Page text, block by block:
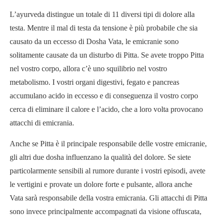
L’ayurveda distingue un totale di 11 diversi tipi di dolore alla
testa. Mentre il mal di testa da tensione è più probabile che sia
causato da un eccesso di Dosha Vata, le emicranie sono
solitamente causate da un disturbo di Pitta. Se avete troppo Pitta
nel vostro corpo, allora c’è uno squilibrio nel vostro
metabolismo. I vostri organi digestivi, fegato e pancreas
accumulano acido in eccesso e di conseguenza il vostro corpo
cerca di eliminare il calore e l’acido, che a loro volta provocano
attacchi di emicrania.
Anche se Pitta è il principale responsabile delle vostre emicranie,
gli altri due dosha influenzano la qualità del dolore. Se siete
particolarmente sensibili al rumore durante i vostri episodi, avete
le vertigini e provate un dolore forte e pulsante, allora anche
Vata sarà responsabile della vostra emicrania. Gli attacchi di Pitta
sono invece principalmente accompagnati da visione offuscata,